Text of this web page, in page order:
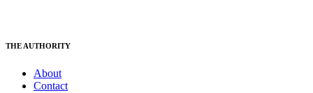
THE AUTHORITY
About
Contact